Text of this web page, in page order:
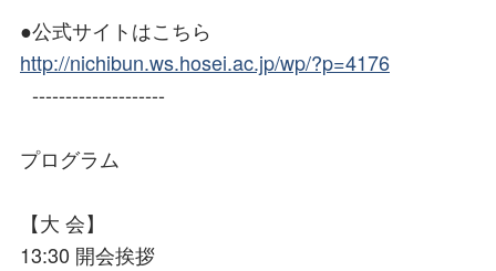
●公式サイトはこちら
http://nichibun.ws.hosei.ac.jp/wp/?p=4176
--------------------
プログラム
【大 会】
13:30 開会挨拶